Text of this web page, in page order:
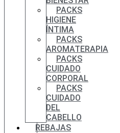
PACKS
HIGIENE
ÍNTIMA
PACKS
AROMATERAPIA
PACKS
CUIDADO
CORPORAL
PACKS
CUIDADO
DEL
CABELLO
REBAJAS